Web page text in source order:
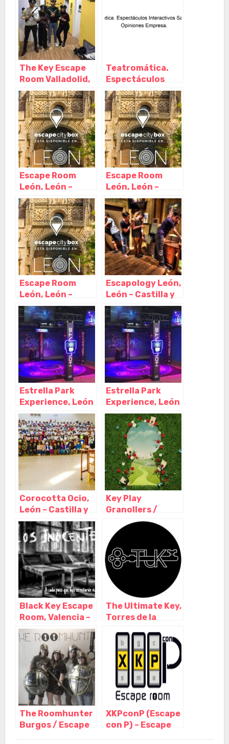
Castilla y León
The Key Escape
Room Valladolid,
Valladolid –
Castilla y León
Teatromática.
Espectáculos
Interactivos
Salamanca,
Tordillos –
Salamanca
Escape Room
León, León –
Castilla y León
Escape Room
León, León –
Castilla y León
Escape Room
León, León –
Castilla y León
Escapology León,
León – Castilla y
León
Estrella Park
Experience, León
– Castilla y León
Estrella Park
Experience, León
– Castilla y León
Corocotta Ocio,
León – Castilla y
León
Key Play
Granollers /
Escape Room,
Granollers –
Barcelona
Black Key Escape
Room, Valencia –
Valencia
The Ultimate Key,
Torres de la
The Roomhunter
Burgos / Escape
XKPconP (Escape
con P) – Escape